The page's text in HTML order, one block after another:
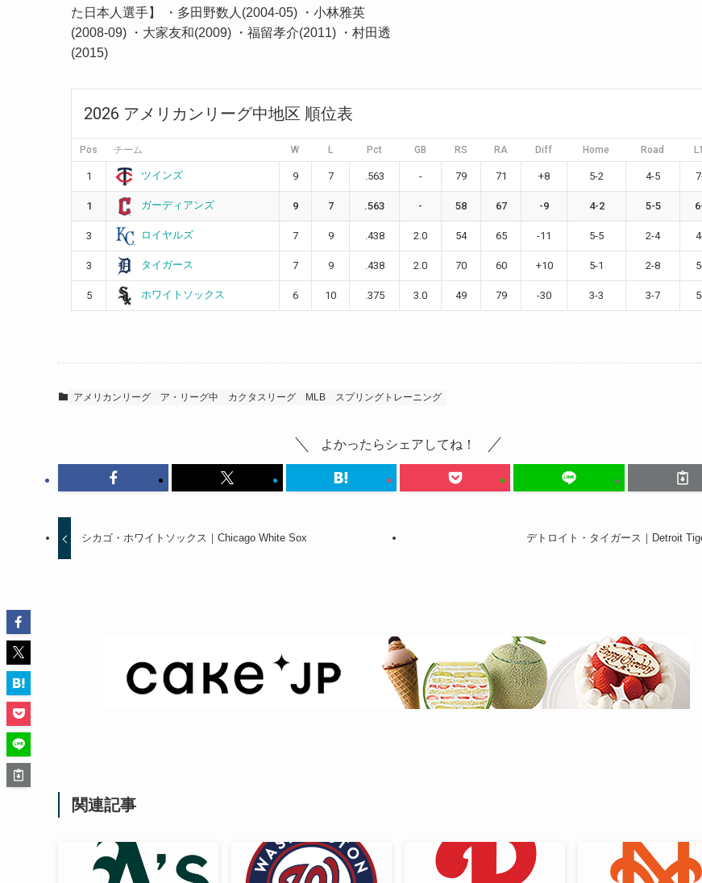
た日本人選手】 ・多田野数人(2004-05) ・小林雅英
(2008-09) ・大家友和(2009) ・福留孝介(2011) ・村田透
(2015)
2026 アメリカンリーグ中地区 順位表
Pos チーム W L Pct GB RS RA Diff Home Road
1 ツインズ 9 7 .563 - 79 71 +8 5-2 4-5
1 ガーディアンズ 9 7 .563 - 58 67 -9 4-2 5-5
3 ロイヤルズ 7 9 .438 2.0 54 65 -11 5-5 2-4
3 タイガース 7 9 .438 2.0 70 60 +10 5-1 2-8
5 ホワイトソックス 6 10 .375 3.0 49 79 -30 3-3 3-7
アメリカンリーグ ア・リーグ中 カクタスリーグ MLB スプリングトレーニング
よかったらシェアしてね！
シカゴ・ホワイトソックス｜Chicago White Sox デトロイト・タイガース｜Detroit
関連記事